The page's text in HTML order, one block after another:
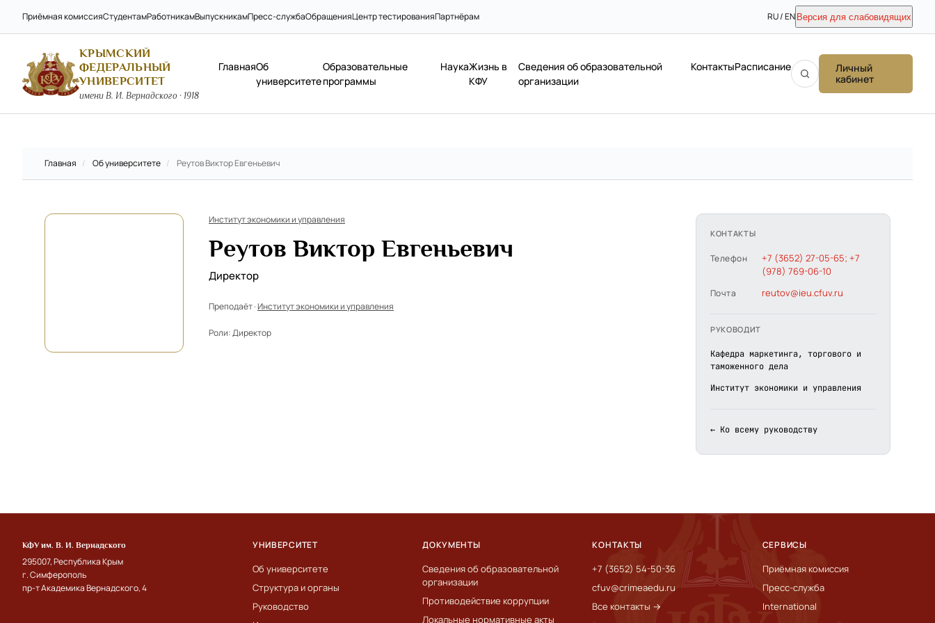
Приёмная комиссияСтудентамРаботникамВыпускникамПресс-службаОбращенияЦентр тестированияПартнёрам RU / EN Версия для слабовидящих
КРЫМСКИЙ
ФЕДЕРАЛЬНЫЙ
УНИВЕРСИТЕТ
имени В. И. Вернадского · 1918
ГлавнаяОб
университете
Образовательные
программы
НаукаЖизнь в
КФУ
Сведения об образовательной
организации
КонтактыРасписание
Личный
кабинет
Главная / Об университете / Реутов Виктор Евгеньевич
Институт экономики и управления
Реутов Виктор Евгеньевич
Директор
Преподаёт ·Институт экономики и управления
Роли:Директор
КОНТАКТЫ
Телефон
+7 (3652) 27-05-65; +7
(978) 769-06-10
Почта reutov@ieu.cfuv.ru
РУКОВОДИТ
Кафедра маркетинга, торгового и
таможенного дела
Институт экономики и управления
← Ко всему руководству
КФУ им. В. И. Вернадского
295007, Республика Крым
г. Симферополь
пр-т Академика Вернадского, 4
УНИВЕРСИТЕТ
Об университете
Структура и органы
Руководство
ДОКУМЕНТЫ
Сведения об образовательной
организации
Противодействие коррупции
Локальные нормативные акты
КОНТАКТЫ
+7 (3652) 54-50-36
cfuv@crimeaedu.ru
Все контакты →
СЕРВИСЫ
Приёмная комиссия
Пресс-служба
International